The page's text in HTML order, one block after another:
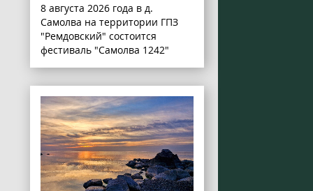
8 августа 2026 года в д.
Самолва на территории ГПЗ
"Ремдовский" состоится
фестиваль "Самолва 1242"